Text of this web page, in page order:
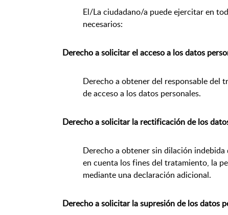
El/La ciudadano/a puede ejercitar en
necesarios:
Derecho a solicitar el acceso a los datos
Derecho a obtener del responsable del
de acceso a los datos personales.
Derecho a solicitar la rectificación de los
Derecho a obtener sin dilación
en cuenta los fines del tratamiento, la
mediante una declaración adicional.
Derecho a solicitar la supresión de los datos